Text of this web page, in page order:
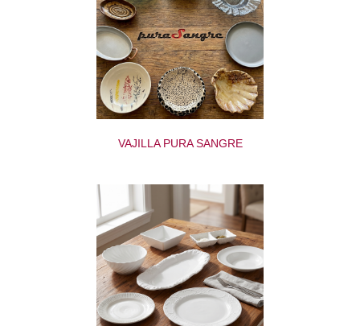
VAJILLA PURA SANGRE